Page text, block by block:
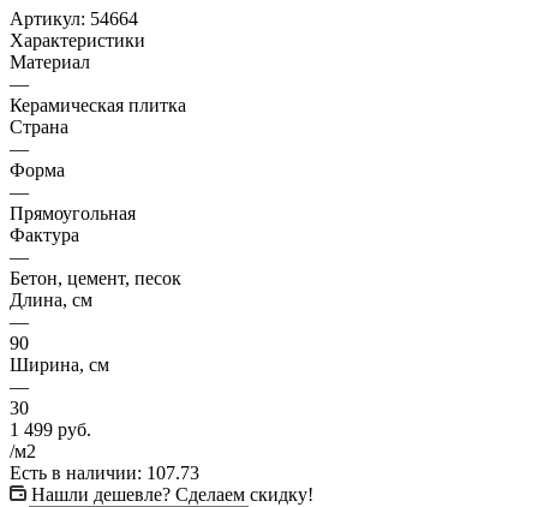
Артикул: 54664
Характеристики
Материал
—
Керамическая плитка
Страна
—
Форма
—
Прямоугольная
Фактура
—
Бетон, цемент, песок
Длина, см
—
90
Ширина, см
—
30
1 499 руб.
/м2
Есть в наличии: 107.73
Нашли дешевле? Сделаем скидку!